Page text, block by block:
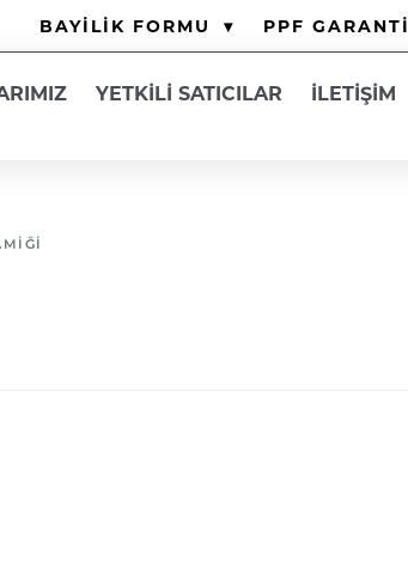
BAYİLİK FORMU ▾ PPF GARANTİ
YETKİLİ SATICILAR İLETİŞİM